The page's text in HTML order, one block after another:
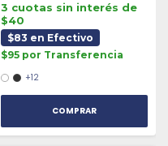
3 cuotas sin interés de
$40
$83 en Efectivo
$95 por Transferencia
+12
COMPRAR